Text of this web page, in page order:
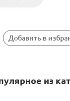
Добавить в
из